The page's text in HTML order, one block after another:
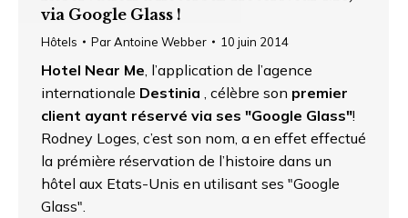
via Google Glass !
Hôtels ParAntoine Webber 10 juin 2014
Hotel Near Me , l’application de l’agence
internationale Destinia , célèbre son premier
client ayant réservé via ses "Google Glass"!
Rodney Loges, c’est son nom, a en effet effectué
la prémière réservation de l’histoire dans un
hôtel aux Etats-Unis en utilisant ses "Google
Glass".